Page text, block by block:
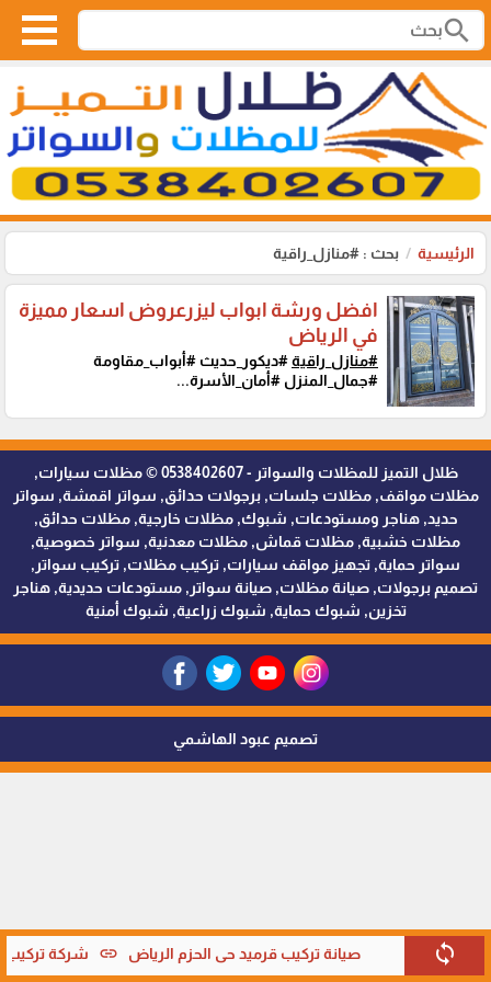
search
الرئيسية بحث : #منازل_راقية
sync صيانة تركيب قرميد حي الحزم الرياض link شركة تركيب
افضل ورشة ابواب ليزرعروض اسعار مميزة
في الرياض
#منازل_راقية#ديكور_حديث #أبواب_مقاومة
#جمال_المنزل #أمان_الأسرة...
ظلال التميز للمظلات والسواتر - 0538402607 © مظلات سيارات,
مظلات مواقف, مظلات جلسات, برجولات حدائق, سواتر اقمشة, سواتر
حديد, هناجر ومستودعات, شبوك, مظلات خارجية, مظلات حدائق,
مظلات خشبية, مظلات قماش, مظلات معدنية, سواتر خصوصية,
سواتر حماية, تجهيز مواقف سيارات, تركيب مظلات, تركيب سواتر,
تصميم برجولات, صيانة مظلات, صيانة سواتر, مستودعات حديدية, هناجر
تخزين, شبوك حماية, شبوك زراعية, شبوك أمنية
تصميم عبود الهاشمي